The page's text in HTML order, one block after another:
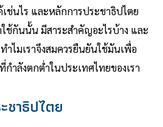
ช่นไร และหลักการประชาธิปไตย
กันนั้น มีสาระสำคัญอะไรบ้าง และ
ไมเราจึงสมควรยืนยันใช้มันเพื่อ
กำลังตกต่ำในประเทศไทยของเรา
ชาธิปไตย